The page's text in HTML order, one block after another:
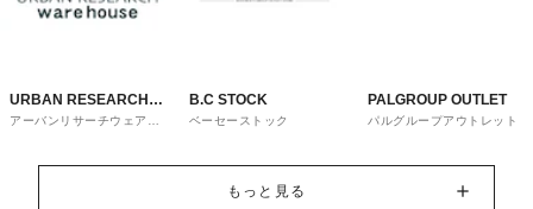
URBAN RESEARCH
ware house
アーバンリサーチウェアハ
B.C STOCK
ベーセーストック
PALGROUP OUTLET
パルグループアウトレット
もっと見る